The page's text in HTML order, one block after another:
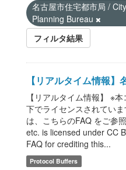
名古屋市住宅都市局 /
Planning Bureau
フィルタ結果
【リアルタイム情報
【リアルタイム情報】 ※
下でライセンスされてい
は、こちらのFAQ をご参
etc. is licensed under CC
FAQ for crediting this...
Protocol Buffers